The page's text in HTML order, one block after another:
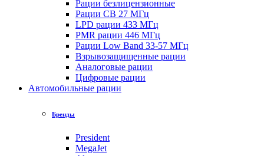
Рации безлицензионные
Рации CB 27 МГц
LPD рации 433 МГц
PMR рации 446 МГц
Рации Low Band 33-57 МГц
Взрывозащищенные рации
Аналоговые рации
Цифровые рации
Автомобильные рации
Бренды
President
MegaJet